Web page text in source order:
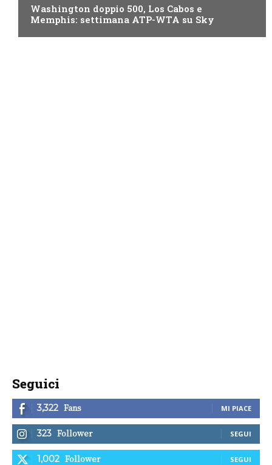
Washington doppio 500, Los Cabos e
Memphis: settimana ATP-WTA su Sky
Seguici
3,322 Fans MI PIACE
323 Follower SEGUI
1,002 Follower SEGUI